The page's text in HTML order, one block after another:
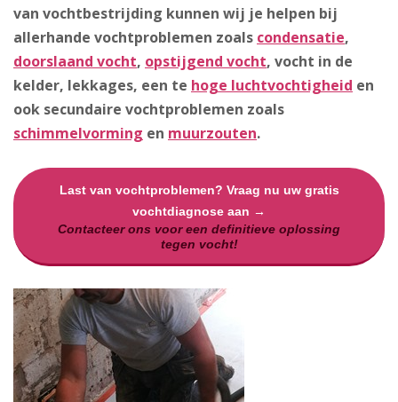
van vochtbestrijding kunnen wij je helpen bij
allerhande vochtproblemen zoals condensatie,
doorslaand vocht, opstijgend vocht, vocht in de
kelder, lekkages, een te hoge luchtvochtigheid en
ook secundaire vochtproblemen zoals
schimmelvorming en muurzouten.
Last van vochtproblemen? Vraag nu uw gratis
vochtdiagnose aan →
Contacteer ons voor een definitieve oplossing
tegen vocht!